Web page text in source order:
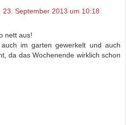
23. September 2013 um 10:18
nett aus!
im garten gewerkelt und auch
da das Wochenende wirklich schon